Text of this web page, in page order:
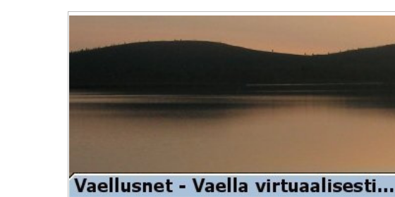
VAELLUSNET - Vaellusturinat II
Keskustelua vaeltamisesta ja Lapista